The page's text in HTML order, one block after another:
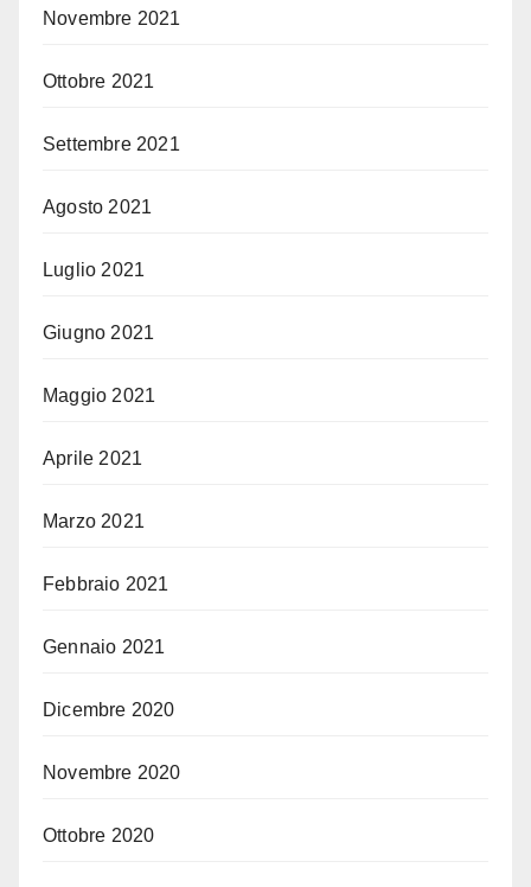
Novembre 2021
Ottobre 2021
Settembre 2021
Agosto 2021
Luglio 2021
Giugno 2021
Maggio 2021
Aprile 2021
Marzo 2021
Febbraio 2021
Gennaio 2021
Dicembre 2020
Novembre 2020
Ottobre 2020